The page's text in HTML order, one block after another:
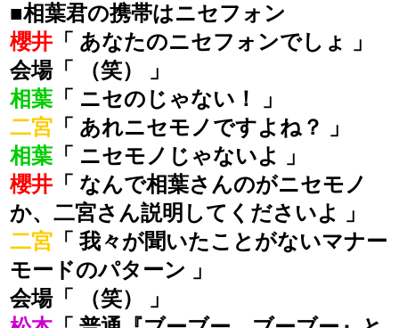
■相葉君の携帯はニセフォン
櫻井 「 あなたのニセフォンでしょ 」
会場「 （笑） 」
相葉 「 ニセのじゃない！ 」
二宮 「 あれニセモノですよね？ 」
相葉 「 ニセモノじゃないよ 」
櫻井 「 なんで相葉さんのがニセモノ
か、二宮さん説明してくださいよ 」
二宮 「 我々が聞いたことがないマナー
モードのパターン 」
会場「 （笑） 」